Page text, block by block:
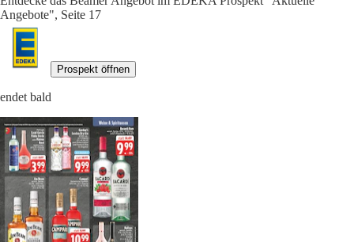
Angebote", Seite 17
Prospekt öffnen
endet bald